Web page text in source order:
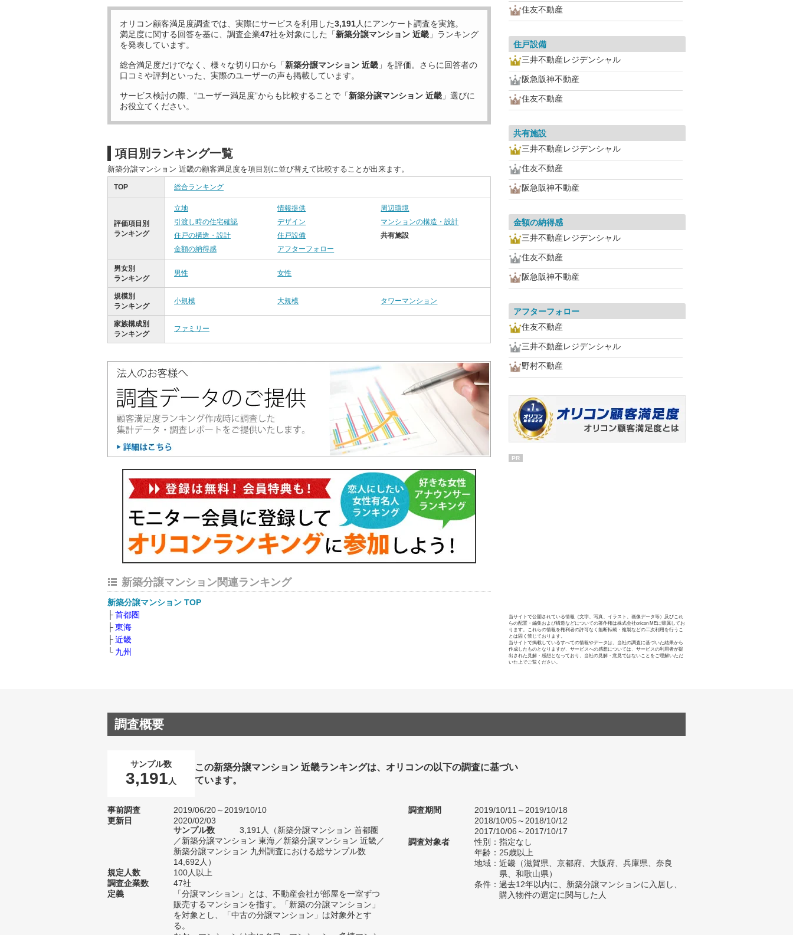
オリコン顧客満足度調査では、実際にサービスを利用した3,191人にアンケート調査を実施。
満足度に関する回答を基に、調査企業47社を対象にした「新築分譲マンション 近畿 」ランキング
を発表しています。
総合満足度だけでなく、様々な切り口から「新築分譲マンション 近畿 」を評価。さらに回答者の
口コミや評判といった、実際のユーザーの声も掲載しています。
サービス検討の際、“ユーザー満足度”からも比較することで「新築分譲マンション 近畿 」選びに
お役立てください。
項目別ランキング一覧
新築分譲マンション 近畿の顧客満足度を項目別に並び替えて比較することが出来ます。
TOP 総合ランキング
評価項目別
ランキング
立地 情報提供
周辺環境
引渡し時の住宅確認
デザイン
マンションの構造・設計
住戸の構造・設計
住戸設備
共有施設
金額の納得感
アフターフォロー
男女別
ランキング
男性 女性
規模別
ランキング
小規模 大規模 タワーマンション
家族構成別
ランキング
ファミリー
新築分譲マンション関連ランキング
新築分譲マンション TOP
首都圏
東海
近畿
九州
住友不動産
住戸設備
三井不動産レジデンシャル
阪急阪神不動産
住友不動産
共有施設
三井不動産レジデンシャル
住友不動産
阪急阪神不動産
金額の納得感
三井不動産レジデンシャル
住友不動産
阪急阪神不動産
アフターフォロー
住友不動産
三井不動産レジデンシャル
野村不動産
PR
当サイトで公開されている情報（文字、写真、イラスト、画像データ等）及びこれ
らの配置・編集および構造などについての著作権は株式会社oricon MEに帰属してお
ります。これらの情報を権利者の許可なく無断転載・複製などの二次利用を行うこ
とは固く禁じております。
当サイトで掲載しているすべての情報やデータは、当社の調査に基づいた結果から
作成したものとなりますが、サービスへの感想については、サービスの利用者が提
出された見解・感想となっており、当社の見解・意見ではないことをご理解いただ
いた上でご覧ください。
調査概要
サンプル数
3,191 人
この新築分譲マンション 近畿ランキングは、オリコンの以下の調査に基づい
ています。
事前調査
2019/06/20～2019/10/10
更新日
2020/02/03
サンプル数
3,191人（新築分譲マンション 首都圏
／新築分譲マンション 東海／新築分譲マンション 近畿／
新築分譲マンション 九州調査における総サンプル数
14,692人）
規定人数
100人以上
調査企業数
47社
定義
「分譲マンション」とは、不動産会社が部屋を一室ずつ
販売するマンションを指す。「新築の分譲マンション」
を対象とし、「中古の分譲マンション」は対象外とす
る。
調査期間
2019/10/11～2019/10/18
2018/10/05～2018/10/12
2017/10/06～2017/10/17
調査対象者
性別：指定なし
年齢：25歳以上
地域：近畿（滋賀県、京都府、大阪府、兵庫県、奈良
県、和歌山県）
条件：過去12年以内に、新築分譲マンションに入居し、
購入物件の選定に関与した人